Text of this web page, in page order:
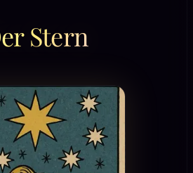
Stern